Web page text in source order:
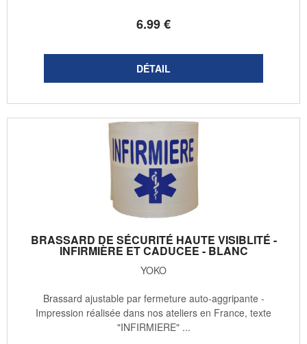
6.99€
BRASSARD DE SÉCURITÉ HAUTE VISIBLITÉ -
INFIRMIÈRE ET CADUCEE - BLANC
YOKO
Brassard ajustable par fermeture auto-aggripante -
Impression réalisée dans nos ateliers en France, texte
"INFIRMIERE" ...